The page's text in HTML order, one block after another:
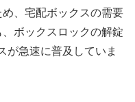
、宅配ボックスの需要
ボックスロックの解錠
が急速に普及していま